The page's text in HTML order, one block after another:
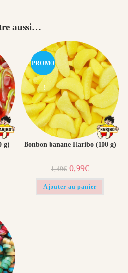
aussi…
g)
PROMO
!
Bonbon banane Haribo (100 g)
1,49€ Le
prix
initial
était :
0,99€Le
prix
actuel
est :
Ajouter au panier